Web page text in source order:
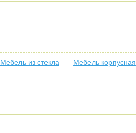
Мебель из стекла Мебель корпусная